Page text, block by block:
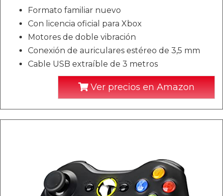
Formato familiar nuevo
Con licencia oficial para Xbox
Motores de doble vibración
Conexión de auriculares estéreo de 3,5 mm
Cable USB extraíble de 3 metros
Ver precios en Amazon